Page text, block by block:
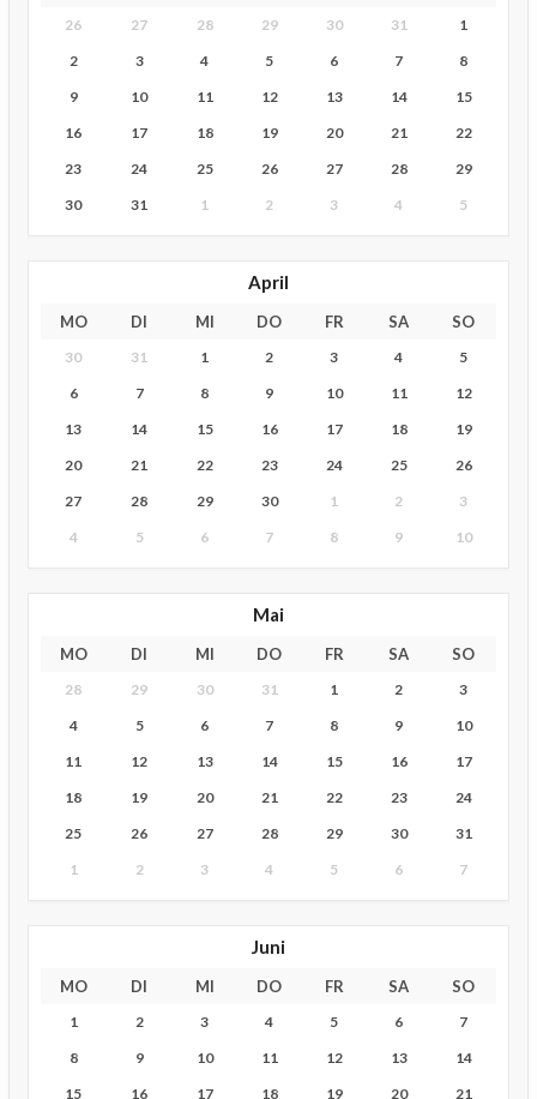
26 27 28 29 30 31
1
2
3 4 5 6 7
8
9
10 11 12 13 14
15
16
17 18 19 20 21
22
23
24 25 26 27 28
29
30
31 1 2 3 4 5
April
MO DI MI DO FR SA SO
30 31 1 2 3 4
5
6
7 8 9 10 11
12
13
14 15 16 17 18
19
20
21 22 23 24 25
26
27
28 29 30 1 2
3
4
5 6 7 8 9 10
Mai
MO DI MI DO FR SA SO
28 29 30 31 1 2
3
4
5 6 7 8 9
10
11
12 13 14 15 16
17
18
19 20 21 22 23
24
25
26 27 28 29 30
31
1
2 3 4 5 6 7
Juni
MO DI MI DO FR SA SO
1 2 3 4 5 6
7
8
9 10 11 12 13
14
15
16 17 18 19 20 21